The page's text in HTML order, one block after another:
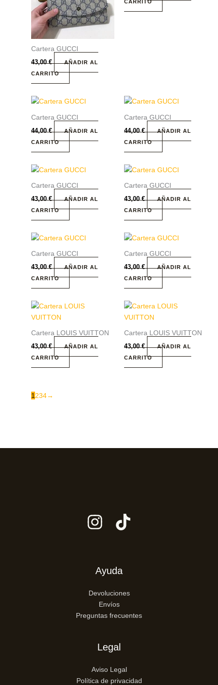
Cartera GUCCI
43,00€
AÑADIR AL
CARRITO
CARRITO
Cartera GUCCI
44,00€
AÑADIR AL
CARRITO
Cartera GUCCI
44,00€
AÑADIR AL
CARRITO
Cartera GUCCI
43,00€
AÑADIR AL
CARRITO
Cartera GUCCI
43,00€
AÑADIR AL
CARRITO
Cartera GUCCI
43,00€
AÑADIR AL
CARRITO
Cartera GUCCI
43,00€
AÑADIR AL
CARRITO
Cartera LOUIS VUITTON
43,00€
AÑADIR AL
CARRITO
Cartera LOUIS VUITTON
43,00€
AÑADIR AL
CARRITO
1 234→
Ayuda
Devoluciones
Envíos
Preguntas frecuentes
Legal
Aviso Legal
Política de privacidad